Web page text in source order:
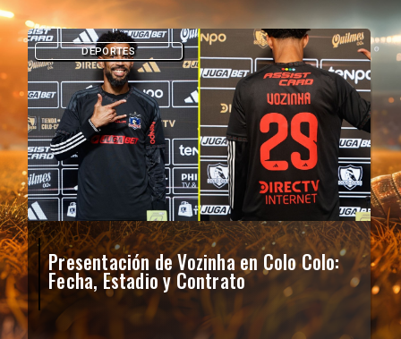
Presentación de Vozinha en Colo Colo:
Fecha, Estadio y Contrato
DEPORTES